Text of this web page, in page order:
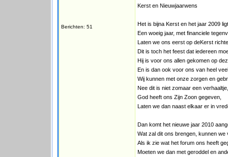
Berichten: 51
Kerst en Nieuwjaarwens
Het is bijna Kerst en het jaar 2009
Een woeig jaar, met financiele
Laten we ons eerst op deKerst
Dit is toch het feest dat iedereen
Hij is voor ons allen gekomen op
En is dan ook voor ons van heel
Wij kunnen met onze zorgen en
Nee dit is niet zomaar een
God heeft ons Zijn Zoon gegeven,
Laten we dan naast elkaar er in
Dan komt het nieuwe jaar 2010
Wat zal dit ons brengen, kunnen
Als ik zie wat het forum ons heeft
Moeten we dan met geroddel en